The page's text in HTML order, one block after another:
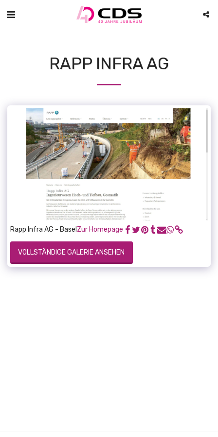
RAPP INFRA AG
Rapp Infra AG - Basel Zur Homepage
VOLLSTÄNDIGE GALERIE ANSEHEN